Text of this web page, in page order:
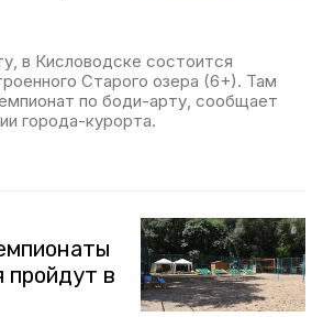
в Кисловодске состоится
Старого озера (6+). Там
по боди-арту, сообщает
города-курорта.
пройдут в